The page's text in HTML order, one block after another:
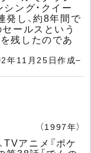
シング・クイー
発し、約8年間で
ールスという
残したのであ
年11月25日作成−
（1997年）
アニメ『ポケ